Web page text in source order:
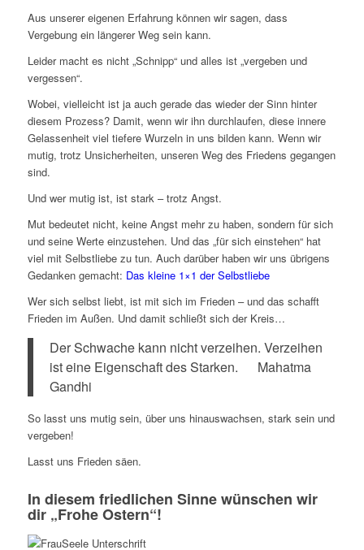
Aus unserer eigenen Erfahrung können wir sagen, dass
Vergebung ein längerer Weg sein kann.
Leider macht es nicht „Schnipp“ und alles ist „vergeben und
vergessen“.
Wobei, vielleicht ist ja auch gerade das wieder der Sinn hinter
diesem Prozess? Damit, wenn wir ihn durchlaufen, diese innere
Gelassenheit viel tiefere Wurzeln in uns bilden kann. Wenn wir
mutig, trotz Unsicherheiten, unseren Weg des Friedens gegangen
sind.
Und wer mutig ist, ist stark – trotz Angst.
Mut bedeutet nicht, keine Angst mehr zu haben, sondern für sich
und seine Werte einzustehen. Und das „für sich einstehen“ hat
viel mit Selbstliebe zu tun. Auch darüber haben wir uns übrigens
Gedanken gemacht: Das kleine 1×1 der Selbstliebe
Wer sich selbst liebt, ist mit sich im Frieden – und das schafft
Frieden im Außen. Und damit schließt sich der Kreis…
Der Schwache kann nicht verzeihen. Verzeihen
ist eine Eigenschaft des Starken. Mahatma
Gandhi
So lasst uns mutig sein, über uns hinauswachsen, stark sein und
vergeben!
Lasst uns Frieden säen.
In diesem friedlichen Sinne wünschen wir
dir „Frohe Ostern“!